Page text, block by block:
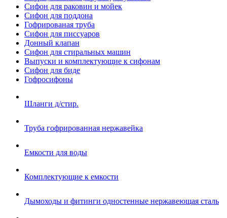
Сифон для раковин и мойек
Сифон для поддона
Гофрированая труба
Сифон для писсуаров
Донный клапан
Сифон для стиральных машин
Выпуски и комплектующие к сифонам
Сифон для биде
Гофросифоны
Шланги д/стир.
Труба гофрированная нержавейка
Емкости для воды
Комплектующие к емкости
Дымоходы и фитинги одностенные нержавеющая сталь